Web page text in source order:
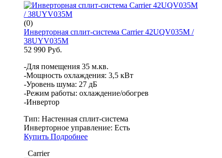
(0)
Инверторная сплит-система Carrier 42UQV035M /
38UYV035M
52 990 Руб.
-Для помещения 35 м.кв.
-Мощность охлаждения: 3,5 кВт
-Уровень шума: 27 дБ
-Режим работы: охлаждение/обогрев
-Инвертор
Тип: Настенная сплит-система
Инверторное управление: Есть
Купить Подробнее
Carrier